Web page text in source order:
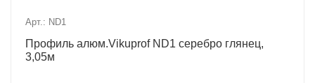
Арт.: ND1
Профиль алюм.Vikuprof ND1 серебро глянец,
3,05м